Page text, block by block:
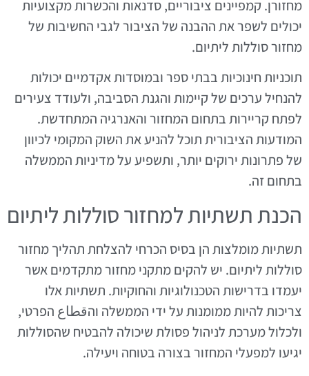
מחזורן. קמפיינים ציבוריים, סדנאות והכשרות מקצועיות
יכולים לשפר את ההבנה של הציבור לגבי החשיבות של
מחזור סוללות ליתיום.
תוכניות חינוכיות בבתי ספר ובמוסדות אקדמיים יכולות
להנחיל ערכים של קיימות והגנת הסביבה, ולעודד צעירים
לפתח קריירות בתחום המחזור והאנרגיה המתחדשת.
המודעות הציבורית תוכל להניע את השוק המקומי לכיוון
של פתרונות ירוקים יותר, ותשפיע על מדיניות הממשלה
בתחום זה.
הכנת תשתיות למחזור סוללות ליתיום
תשתיות מומלצות הן בסיס הכרחי להצלחת תהליך מחזור
סוללות ליתיום. יש להקים מתקני מחזור מתקדמים אשר
יעמדו בדרישות הטכנולוגיות והחוקיות. תשתיות אלו
צריכות להיות ממומנות על ידי הממשלה והقطاع הפרטי,
ולכלול מערכת לניהול פסולת שיכולה להבטיח שהסוללות
יגיעו למפעלי המחזור בצורה בטוחה ויעילה.